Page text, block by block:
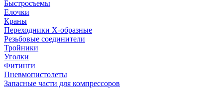
Быстросъемы
Елочки
Краны
Переходники Х-образные
Резьбовые соединители
Тройники
Уголки
Фитинги
Пневмопистолеты
Запасные части для компрессоров